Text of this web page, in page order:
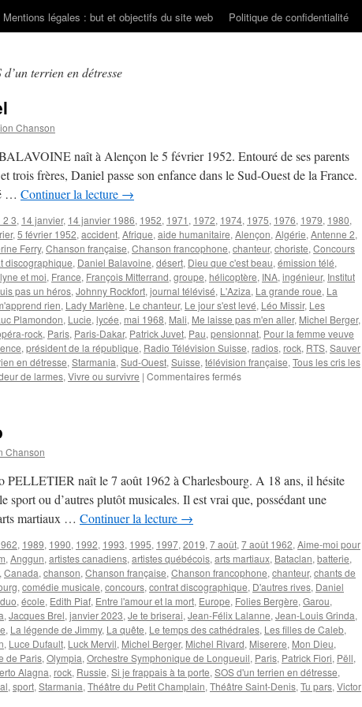
Mentions légales : but et objectifs du site web Politique de confidentialité
d’un terrien en détresse
Chanson
naît à Alençon le 5 février 1952. Entouré de ses parents
trois frères, Daniel passe son enfance dans le Sud-Ouest de la France.
… Continuer la lecture →
2 3, 14 janvier, 14 janvier 1986, 1952, 1971 , 1972, 1974, 1975, 1976, 1979, 1980,
, 5 février 1952, accident, Afrique, aide humanitaire, Alençon, Algérie, Antenne 2,
Ferry, Chanson française, Chanson francophone, chanteur, choriste, Concours
discographique, Daniel Balavoine, désert, Dieu que c'est beau, émission télé,
et moi, France, François Mitterrand, groupe, hélicoptère, INA, ingénieur, Institut
pas un héros, Johnny Rockfort, journal télévisé, L'Aziza, La grande roue, La
rien, Lady Marlène, Le chanteur, Le jour s'est levé, Léo Missir, Les
Plamondon, Lucie, lycée, mai 1968, Mali, Me laisse pas m'en aller, Michel Berger,
rock, Paris, Paris-Dakar, Patrick Juvet, Pau, pensionnat, Pour la femme veuve
, président de la république, Radio Télévision Suisse, radios, rock, RTS, Sauver
en détresse, Starmania, Sud-Ouest, Suisse, télévision française, Tous les cris les
de larmes, Vivre ou survivre | Commentaires ferméssur
Chanson
PELLETIER naît le 7 août 1962 à Charlesbourg. A 18 ans, il hésite
sport ou d’autres plutôt musicales. Il est vrai que, possédant une
martiaux … Continuer la lecture →
, 1989, 1990, 1992, 1993, 1995, 1997, 2019, 7 août, 7 août 1962, Aime-moi pour
, Anggun, artistes canadiens, artistes québécois, arts martiaux, Bataclan, batterie,
, Canada, chanson, Chanson française, Chanson francophone, chanteur, chants de
, comédie musicale, concours, contrat discographique, D'autres rives, Daniel
duo, école, Edith Piaf, Entre l'amour et la mort, Europe, Folies Bergère, Garou,
, Jacques Brel, janvier 2023, Je te briserai, Jean-Félix Lalanne, Jean-Louis Grinda,
, La légende de Jimmy, La quête, Le temps des cathédrales, Les filles de Caleb,
, Luce Dufault, Luck Mervil, Michel Berger, Michel Rivard, Miserere, Mon Dieu,
de Paris, Olympia, Orchestre Symphonique de Longueuil, Paris, Patrick Fiori, Pëll,
Alagna, rock, Russie, Si je frappais à ta porte, SOS d'un terrien en détresse,
, sport, Starmania, Théâtre du Petit Champlain, Théâtre Saint-Denis, Tu pars, Victor